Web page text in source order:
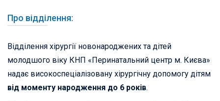
Про відділення:
Відділення хірургії новонароджених та дітей
молодшого віку КНП «Перинатальний центр м. Києва»
надає високоспеціалізовану хірургічну допомогу дітям
від моменту народження до 6 років.